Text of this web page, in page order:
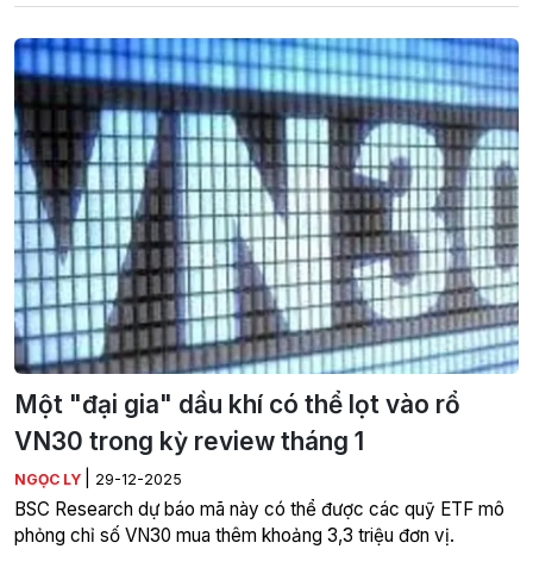
Một "đại gia" dầu khí có thể lọt vào rổ
VN30 trong kỳ review tháng 1
NGỌC LY 29-12-2025
BSC Research dự báo mã này có thể được các quỹ ETF mô
phỏng chỉ số VN30 mua thêm khoảng 3,3 triệu đơn vị.